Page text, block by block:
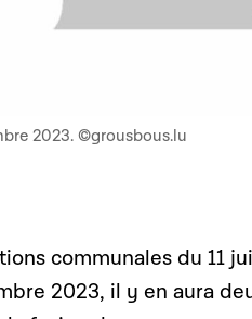
2023. ©grousbous.lu
communales du 11
2023, il y en aura